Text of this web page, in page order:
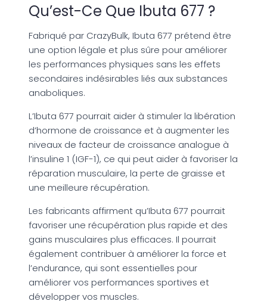
Qu’est-Ce Que Ibuta 677 ?
Fabriqué par CrazyBulk, Ibuta 677 prétend être
une option légale et plus sûre pour améliorer
les performances physiques sans les effets
secondaires indésirables liés aux substances
anaboliques.
L’Ibuta 677 pourrait aider à stimuler la libération
d’hormone de croissance et à augmenter les
niveaux de facteur de croissance analogue à
l’insuline 1 (IGF-1), ce qui peut aider à favoriser la
réparation musculaire, la perte de graisse et
une meilleure récupération.
Les fabricants affirment qu’Ibuta 677 pourrait
favoriser une récupération plus rapide et des
gains musculaires plus efficaces. Il pourrait
également contribuer à améliorer la force et
l’endurance, qui sont essentielles pour
améliorer vos performances sportives et
développer vos muscles.